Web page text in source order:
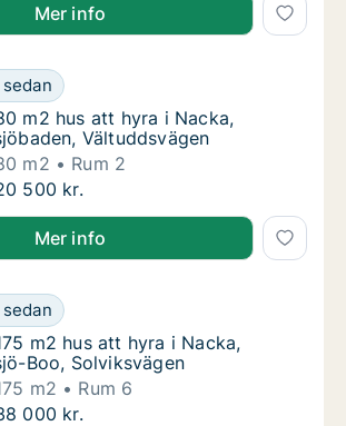
Mer info
m2 hus att hyra i Nacka,
att hyra i Nacka, Saltsjöbaden,
m2 hus att hyra i Nacka,
m2 hus att hyra i Nacka,
Vältuddsvägen
m2
Rum 2
m2 hus att hyra i Nacka,
500 kr.
Mer info
m2 hus att hyra i Nacka, Saltsjö-
att hyra i Nacka, Saltsjö-Boo,
m2 hus att hyra i Nacka, Saltsjö-
m2 hus att hyra i Nacka,
Boo, Solviksvägen
m2
Rum 6
m2 hus att hyra i Nacka, Saltsjö-
000 kr.